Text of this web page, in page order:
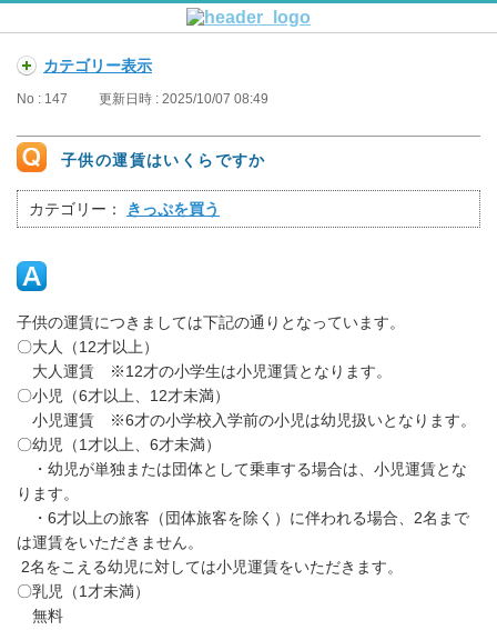
カテゴリー表示
No : 147 更新日時 : 2025/10/07 08:49
子供の運賃はいくらですか
カテゴリー： きっぷを買う
子供の運賃につきましては下記の通りとなっています。
〇大人（12才以上）
大人運賃 ※12才の小学生は小児運賃となります。
〇小児（6才以上、12才未満）
小児運賃 ※6才の小学校入学前の小児は幼児扱いとなります。
〇幼児（1才以上、6才未満）
・幼児が単独または団体として乗車する場合は、小児運賃とな
ります。
・6才以上の旅客（団体旅客を除く）に伴われる場合、2名まで
は運賃をいただきません。
2名をこえる幼児に対しては小児運賃をいただきます。
〇乳児（1才未満）
無料